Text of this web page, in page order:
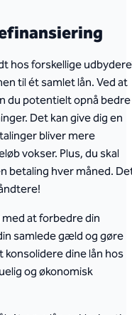
hos forskellige
til ét samlet lån. Ved at
du potentielt opnå bedre
Det kan give dig en
bliver mere
vokser. Plus, du skal
betaling hver måned.
at forbedre din
samlede gæld og gøre
dine lån hos
og økonomisk